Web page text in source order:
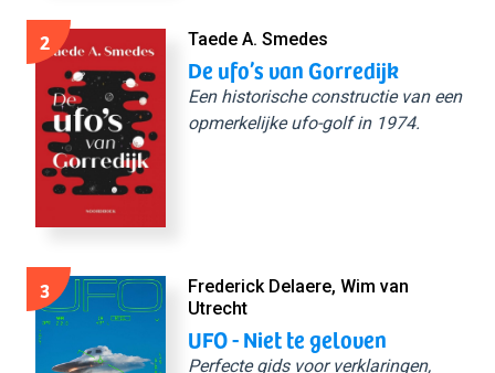
2 Taede A. Smedes
De ufo’s van Gorredijk
Een historische constructie van een
opmerkelijke ufo-golf in 1974.
3
Frederick Delaere, Wim van
Utrecht
UFO - Niet te geloven
Perfecte gids voor verklaringen,